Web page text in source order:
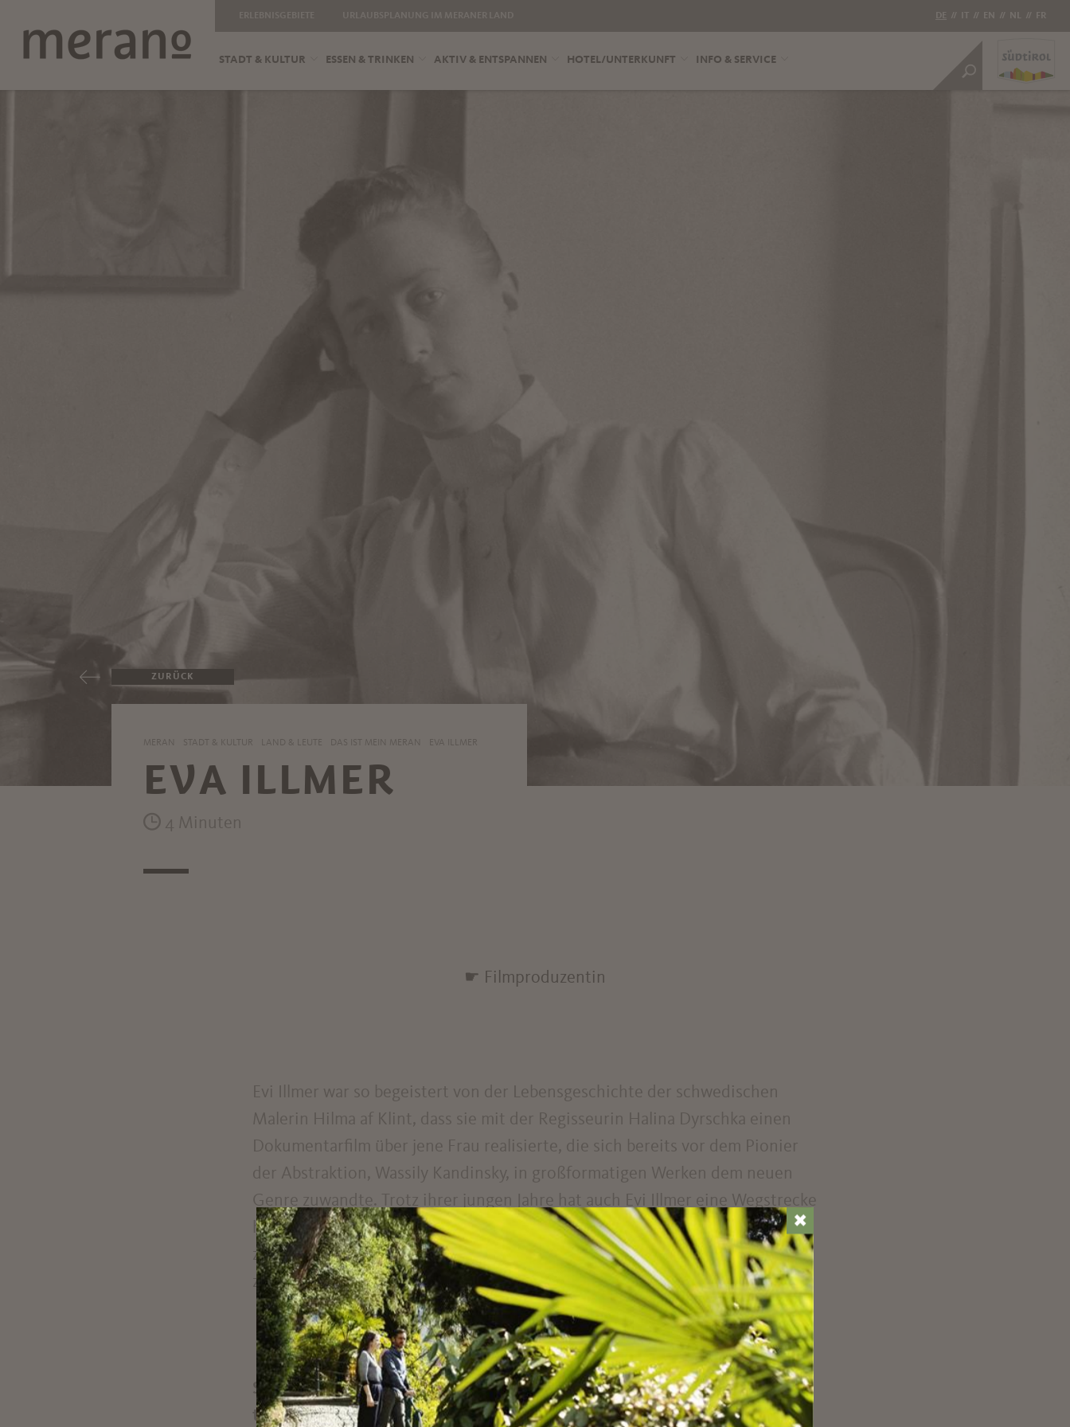
DE // IT // EN // NL // FR
STADT & KULTUR ESSEN & TRINKEN AKTIV & ENTSPANNEN HOTEL/UNTERKUNFT INFO & SERVICE
ZURÜCK
MERAN STADT & KULTUR LAND & LEUTE DAS IST MEIN MERAN EVA ILLMER
EVA ILLMER
4 Minuten
☛ Filmproduzentin
Evi Illmer war so begeistert von der Lebensgeschichte der schwedischen
Malerin Hilma af Klint, dass sie mit der Regisseurin Halina Dyrschka einen
Dokumentarfilm über jene Frau realisierte, die sich bereits vor dem Pionier
der Abstraktion, Wassily Kandinsky, in großformatigen Werken dem neuen
Genre zuwandte. Trotz ihrer jungen Jahre hat auch Evi Illmer eine Wegstrecke
hinter sich, die vom familiären Hotel und der Ausbildung im Gastgewerbe
zum Studium nach Salzburg, etlichen internationalen Projekten und wieder
zurück nach Südtirol führte.
Sie kommen aus einer Hoteliersfamilie und gingen zuerst den
traditionellen Weg: Hotelfachschule, die Arbeit im Familienhotel, dann in
✖